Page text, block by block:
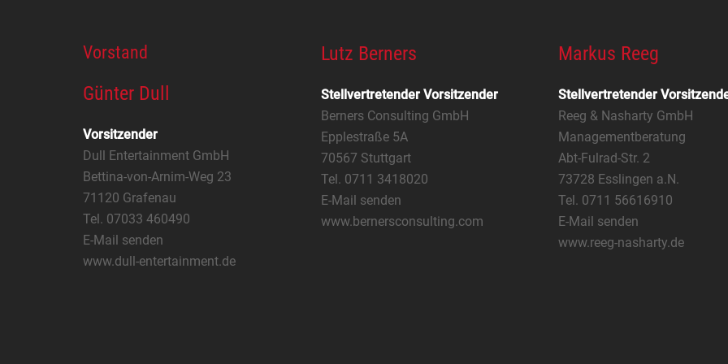
Vorstand
Günter Dull
Vorsitzender
Dull Entertainment GmbH
Bettina-von-Arnim-Weg 23
71120 Grafenau
Tel. 07033 460490
E-Mail senden
www.dull-entertainment.de
Lutz Berners
Stellvertretender Vorsitzender
Berners Consulting GmbH
Epplestraße 5A
70567 Stuttgart
Tel. 0711 3418020
E-Mail senden
www.bernersconsulting.com
Markus Reeg
Stellvertretender
Reeg & Nasharty GmbH
Managementberatung
Abt-Fulrad-Str. 2
73728 Esslingen a.N.
Tel. 0711 56616910
E-Mail senden
www.reeg-nasharty.de